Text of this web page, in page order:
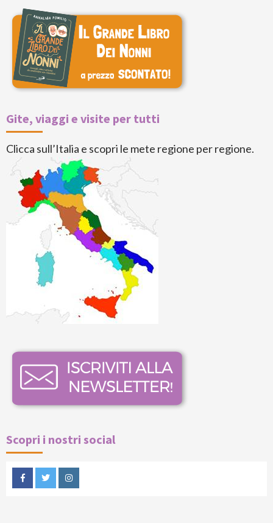
Gite, viaggi e visite per tutti
Clicca sull’Italia e scopri le mete regione per regione.
Scopri i nostri social
FacebookTwitterInstagram